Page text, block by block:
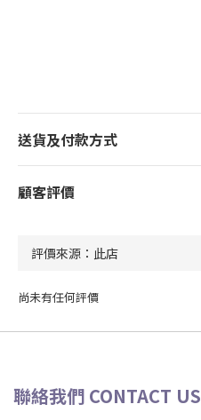
送貨及付款方式
顧客評價
尚未有任何評價
聯絡我們 CONTACT US